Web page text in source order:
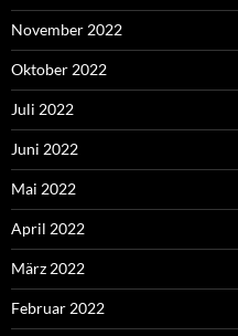
November 2022
Oktober 2022
Juli 2022
Juni 2022
Mai 2022
April 2022
März 2022
Februar 2022